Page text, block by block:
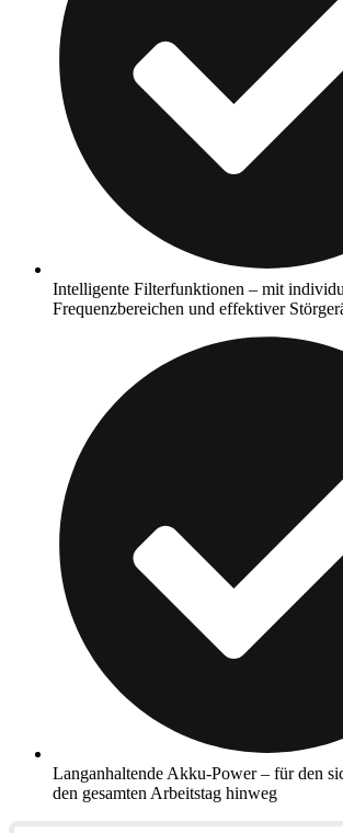
Intelligente Filterfunktionen – mit
Frequenzbereichen und effektiver
Langanhaltende Akku-Power – für den
den gesamten Arbeitstag hinweg